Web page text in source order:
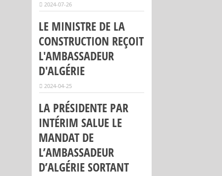
2024-07-26
LE MINISTRE DE LA
CONSTRUCTION REÇOIT
L'AMBASSADEUR
D'ALGÉRIE
2024-04-25
LA PRÉSIDENTE PAR
INTÉRIM SALUE LE
MANDAT DE
L’AMBASSADEUR
D’ALGÉRIE SORTANT